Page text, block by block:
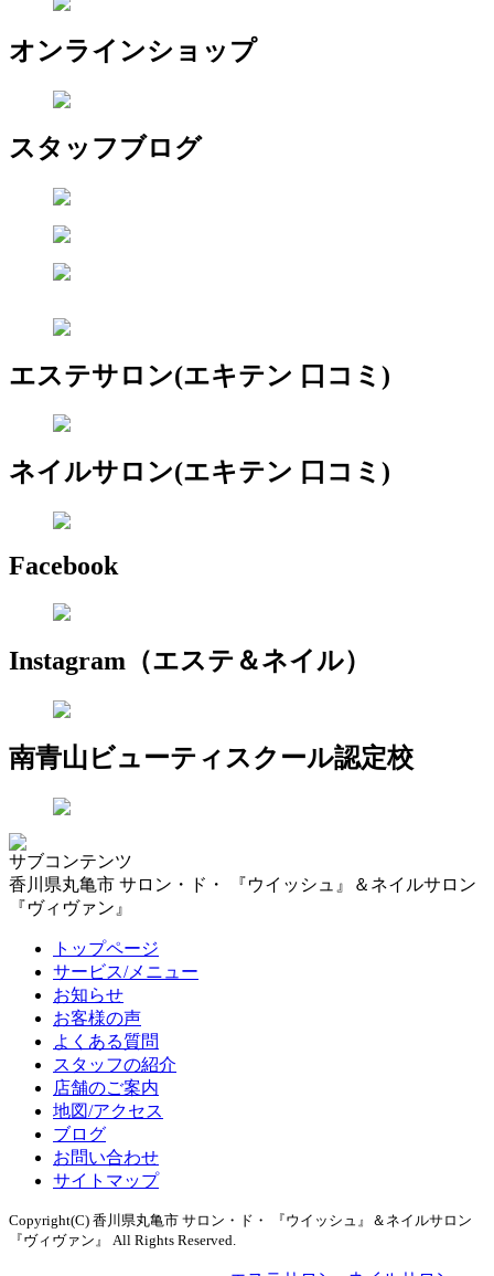
オンラインショップ
スタッフブログ
エステサロン(エキテン 口コミ)
ネイルサロン(エキテン 口コミ)
Facebook
Instagram（エステ＆ネイル）
南青山ビューティスクール認定校
サブコンテンツ
香川県丸亀市 サロン・ド・ 『ウイッシュ』＆ネイルサロン
『ヴィヴァン』
トップページ
サービス/メニュー
お知らせ
お客様の声
よくある質問
スタッフの紹介
店舗のご案内
地図/アクセス
ブログ
お問い合わせ
サイトマップ
Copyright(C) 香川県丸亀市 サロン・ド・ 『ウイッシュ』＆ネイルサロン
『ヴィヴァン』 All Rights Reserved.